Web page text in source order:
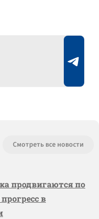
Смотреть все новости
продвигаются по
в